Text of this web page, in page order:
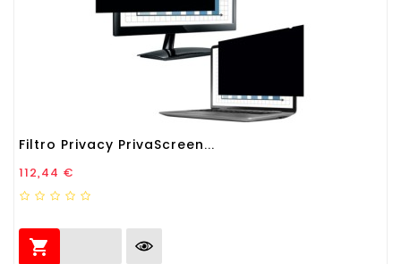
Filtro Privacy PrivaScreen...
Prezzo
112,44 €
